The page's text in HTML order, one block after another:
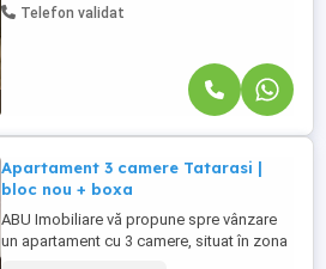
Telefon validat
Apartament 3 camere Tatarasi |
bloc nou + boxa
ABU Imobiliare vă propune spre vânzare
un apartament cu 3 camere, situat în zona